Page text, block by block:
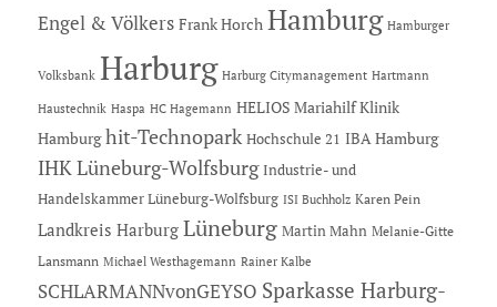
Engel & Völkers Frank Horch Hamburg Hamburger
Volksbank Harburg Harburg Citymanagement Hartmann
Haustechnik Haspa HC Hagemann HELIOS Mariahilf Klinik
Hamburg hit-Technopark Hochschule 21 IBA Hamburg
IHK Lüneburg-Wolfsburg Industrie- und
Handelskammer Lüneburg-Wolfsburg ISI Buchholz Karen Pein
Landkreis Harburg Lüneburg Martin Mahn Melanie-Gitte
Lansmann Michael Westhagemann Rainer Kalbe
SCHLARMANNvonGEYSO Sparkasse Harburg-